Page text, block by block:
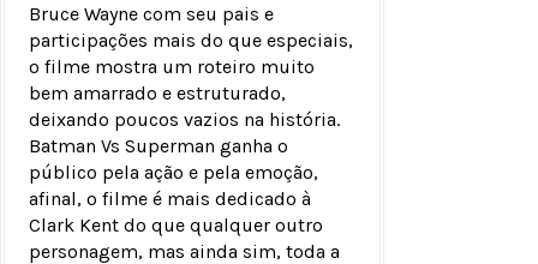
Bruce Wayne com seu pais e
participações mais do que especiais,
o filme mostra um roteiro muito
bem amarrado e estruturado,
deixando poucos vazios na história.
Batman Vs Superman ganha o
público pela ação e pela emoção,
afinal, o filme é mais dedicado à
Clark Kent do que qualquer outro
personagem, mas ainda sim, toda a